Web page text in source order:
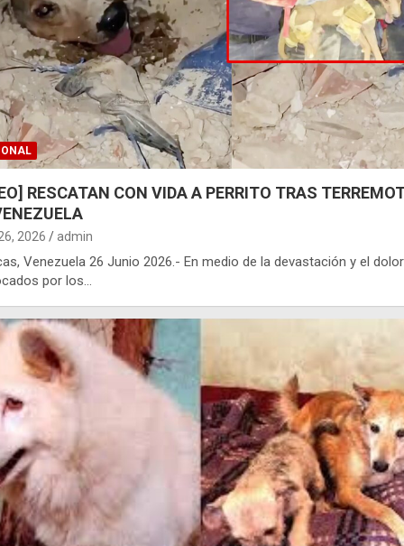
RESCATAN CON VIDA A PERRITO TRAS
2026 admin
Venezuela 26 Junio 2026.- En medio de la devastación y el dolor
por los…